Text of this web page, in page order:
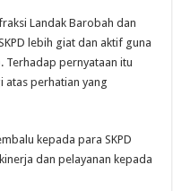
Landak Barobah dan
lebih giat dan aktif guna
Terhadap pernyataan itu
atas perhatian yang
kepada para SKPD
dan pelayanan kepada